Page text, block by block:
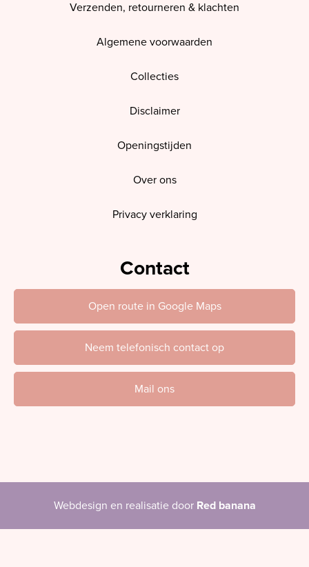
Verzenden, retourneren & klachten
Algemene voorwaarden
Collecties
Disclaimer
Openingstijden
Over ons
Privacy verklaring
Contact
Open route in Google Maps
Neem telefonisch contact op
Mail ons
Webdesign en realisatie door Red banana